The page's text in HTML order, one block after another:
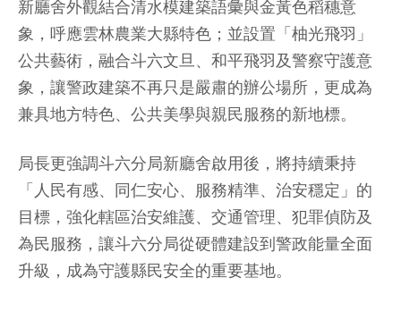
新廳舍外觀結合清水模建築語彙與金黃色稻穗意
象，呼應雲林農業大縣特色；並設置「柚光飛羽」
公共藝術，融合斗六文旦、和平飛羽及警察守護意
象，讓警政建築不再只是嚴肅的辦公場所，更成為
兼具地方特色、公共美學與親民服務的新地標。
局長更強調斗六分局新廳舍啟用後，將持續秉持
「人民有感、同仁安心、服務精準、治安穩定」的
目標，強化轄區治安維護、交通管理、犯罪偵防及
為民服務，讓斗六分局從硬體建設到警政能量全面
升級，成為守護縣民安全的重要基地。